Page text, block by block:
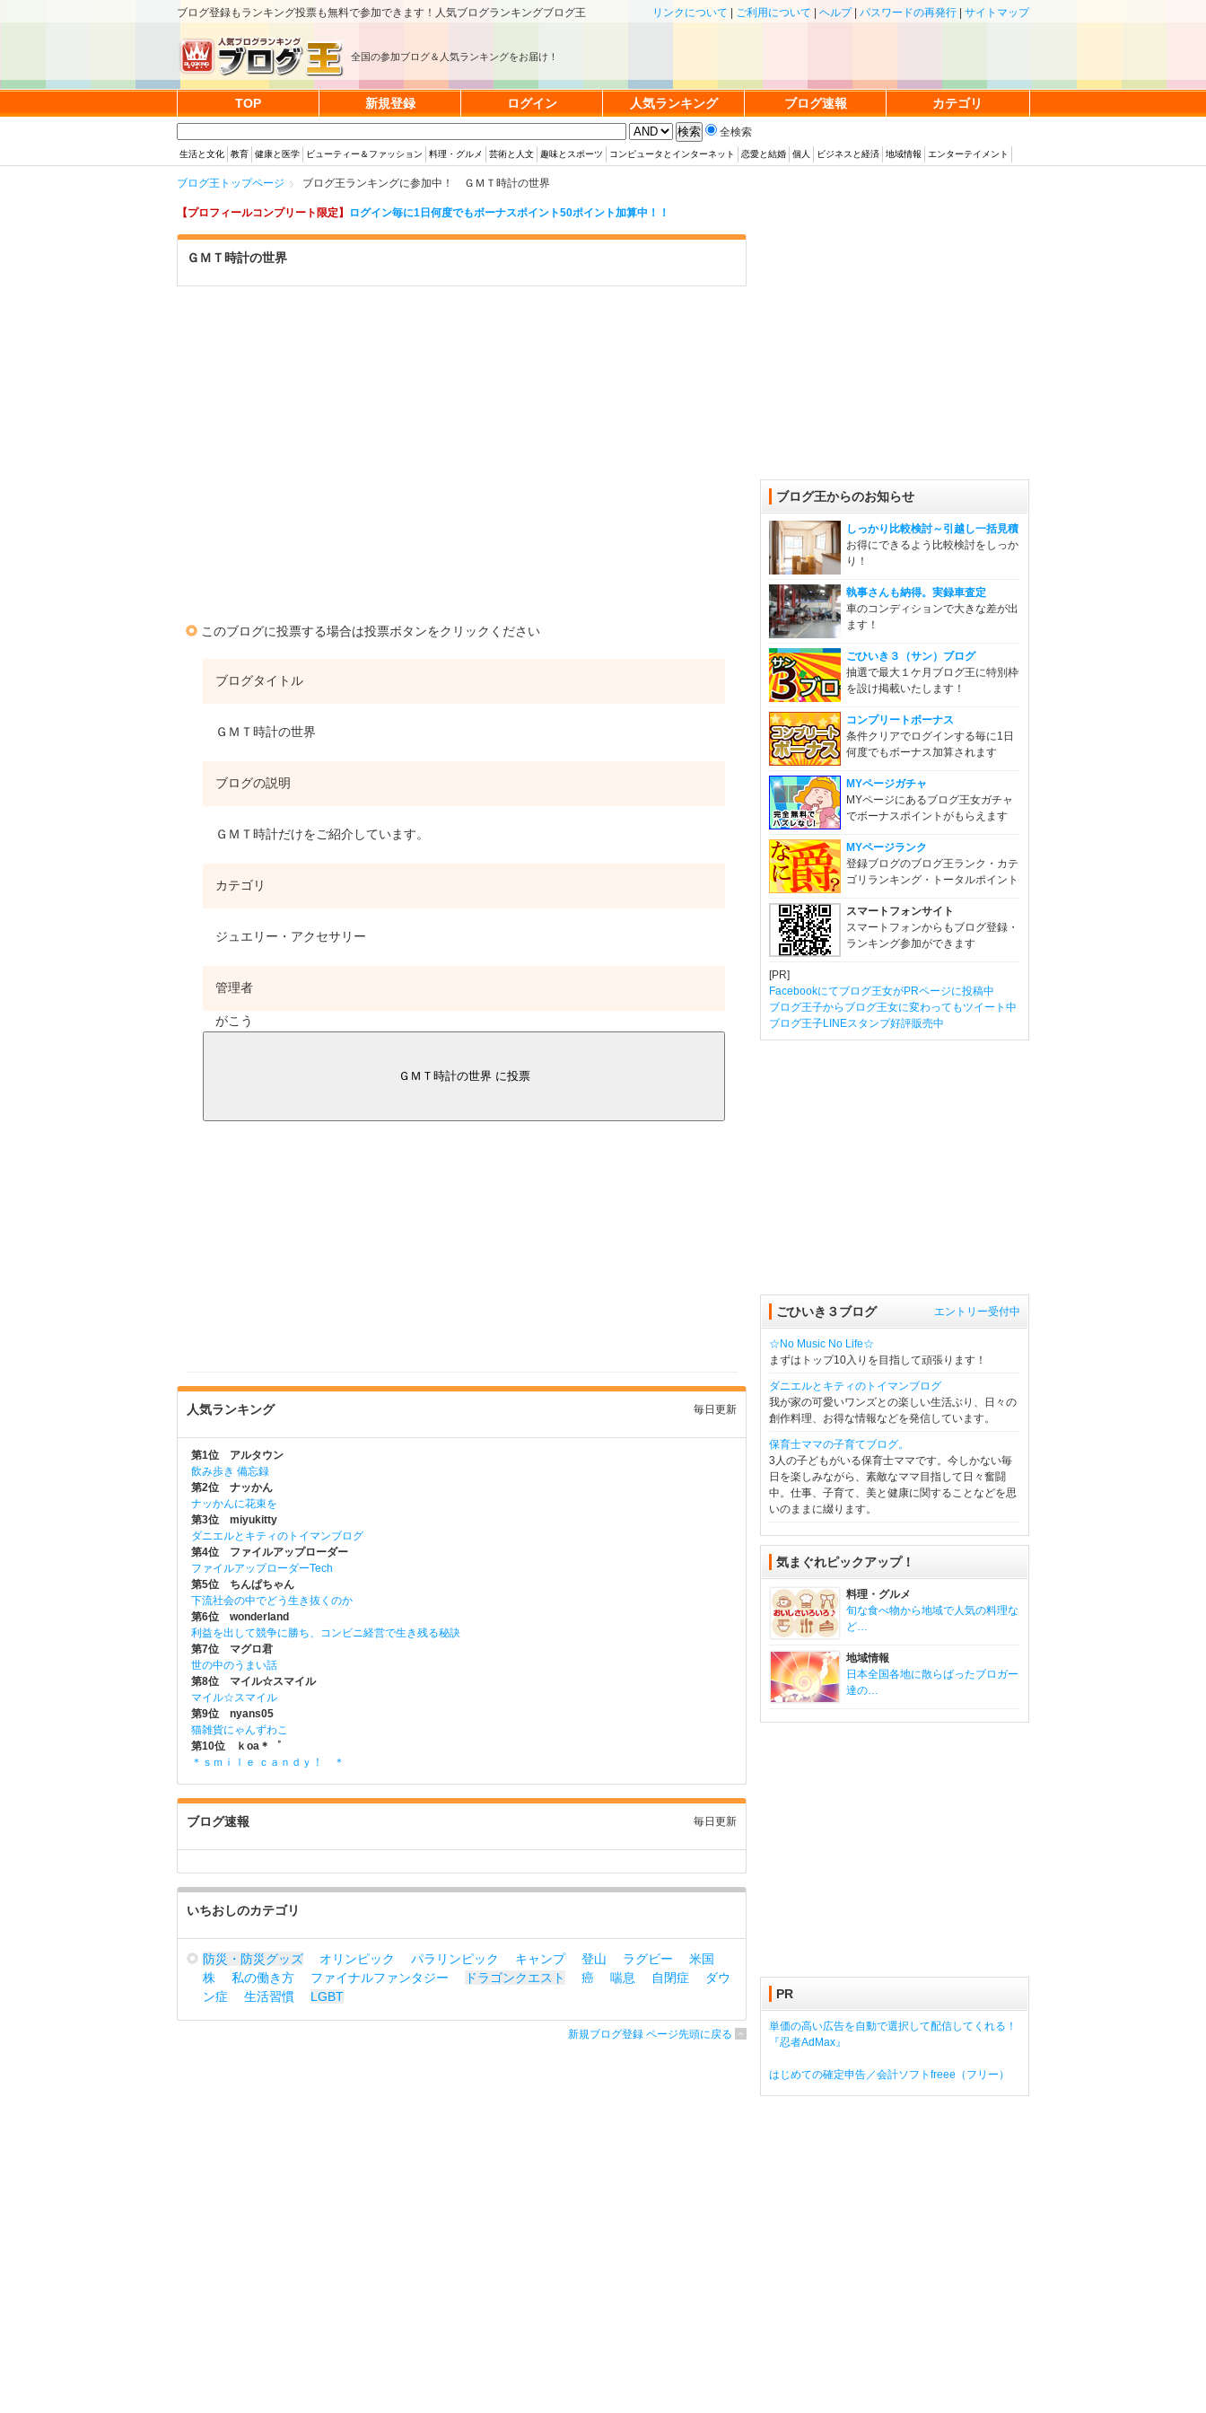
ブログ登録もランキング投票も無料で参加できます！人気ブログランキングブログ王 リンクについて ご利用について ヘルプ| パスワードの再発行 サイトマップ
全国の参加ブログ＆人気ランキングをお届け！
TOP 新規登録 ログイン 人気ランキング ブログ速報 カテゴリ
全検索
生活と文化 教育 健康と医学 ビューティー＆ファッション 料理・グルメ 芸術と人文 趣味とスポーツ コンピュータとインターネット 恋愛と結婚 個人 ビジネスと経済 地域情報 エンターテイメント
ブログ王トップページ ブログ王ランキングに参加中！ ＧＭＴ時計の世界
【プロフィールコンプリート限定】 ログイン毎に1日何度でもボーナスポイント50ポイント加算中！！
ＧＭＴ時計の世界
このブログに投票する場合は投票ボタンをクリックください
ブログタイトル
ＧＭＴ時計の世界
ブログの説明
ＧＭＴ時計だけをご紹介しています。
カテゴリ
ジュエリー・アクセサリー
管理者
がこう
人気ランキング 毎日更新
第1位 アルタウン
飲み歩き 備忘録
第2位 ナッかん
ナッかんに花束を
第3位 miyukitty
ダニエルとキティのトイマンブログ
第4位 ファイルアップローダー
ファイルアップローダーTech
第5位 ちんぱちゃん
下流社会の中でどう生き抜くのか
第6位 wonderland
利益を出して競争に勝ち、コンビニ経営で生き残る秘訣
第7位 マグロ君
世の中のうまい話
第8位 マイル☆スマイル
マイル☆スマイル
第9位 nyans05
猫雑貨にゃんずわこ
第10位 ｋoa＊゜
＊ｓｍｉｌｅ ｃａｎｄｙ！ ＊
ブログ速報 毎日更新
いちおしのカテゴリ
防災・防災グッズ オリンピック パラリンピック キャンプ 登山 ラグビー
米国
株
私の働き方 ファイナルファンタジー ドラゴンクエスト 癌 喘息 自閉症
ダウ
ン症
生活習慣 LGBT
新規ブログ登録 ページ先頭に戻る
ブログ王からのお知らせ
しっかり比較検討～引越し一括見積
お得にできるよう比較検討をしっか
り！
執事さんも納得。実録車査定
車のコンディションで大きな差が出
ます！
ごひいき３（サン）ブログ
抽選で最大１ケ月ブログ王に特別枠
を設け掲載いたします！
コンプリートボーナス
条件クリアでログインする毎に1日
何度でもボーナス加算されます
MYページガチャ
MYページにあるブログ王女ガチャ
でボーナスポイントがもらえます
MYページランク
登録ブログのブログ王ランク・カテ
ゴリランキング・トータルポイント
スマートフォンサイト
スマートフォンからもブログ登録・
ランキング参加ができます
[PR]
Facebookにてブログ王女がPRページに投稿中
ブログ王子からブログ王女に変わってもツイート中
ブログ王子LINEスタンプ好評販売中
エントリー受付中
ごひいき３ブログ
☆No Music No Life☆
まずはトップ10入りを目指して頑張ります！
ダニエルとキティのトイマンブログ
我が家の可愛いワンズとの楽しい生活ぶり、日々の
創作料理、お得な情報などを発信しています。
保育士ママの子育てブログ。
3人の子どもがいる保育士ママです。今しかない毎
日を楽しみながら、素敵なママ目指して日々奮闘
中。仕事、子育て、美と健康に関することなどを思
いのままに綴ります。
気まぐれピックアップ！
料理・グルメ
旬な食べ物から地域で人気の料理な
ど…
地域情報
日本全国各地に散らばったブロガー
達の…
PR
単価の高い広告を自動で選択して配信してくれる！
『忍者AdMax』
はじめての確定申告／会計ソフトfreee（フリー）